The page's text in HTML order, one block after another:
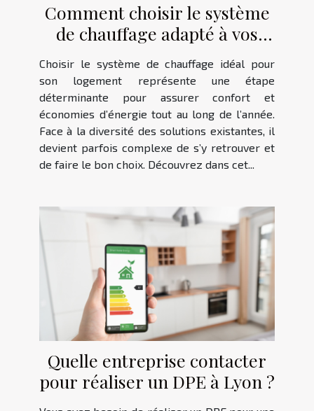
Comment choisir le système
de chauffage adapté à vos
besoins ?
Choisir le système de chauffage idéal pour
son logement représente une étape
déterminante pour assurer confort et
économies d’énergie tout au long de l’année.
Face à la diversité des solutions existantes, il
devient parfois complexe de s’y retrouver et
de faire le bon choix. Découvrez dans cet...
Quelle entreprise contacter
pour réaliser un DPE à Lyon ?